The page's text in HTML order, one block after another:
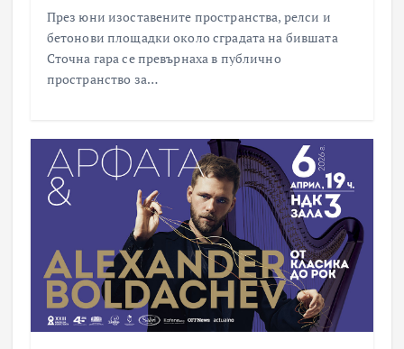
През юни изоставените пространства, релси и
бетонови площадки около сградата на бившата
Сточна гара се превърнаха в публично
пространство за…